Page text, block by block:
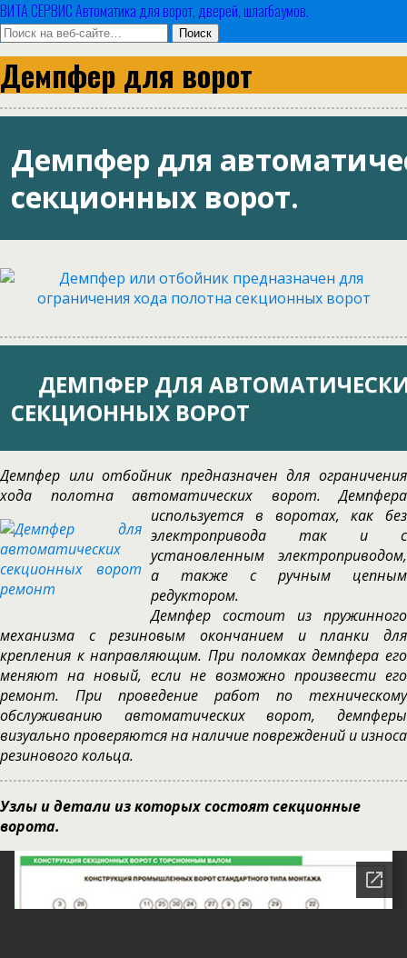
ВИТА СЕРВИС Автоматика для ворот, дверей, шлагбаумов.
Демпфер для ворот
Демпфер для
секционных ворот.
ДЕМПФЕР ДЛЯ
СЕКЦИОННЫХ ВОРОТ
Демпфер или отбойник предназначен для ограничения
хода полотна автоматических ворот. Демпфера
используется в воротах, как без
электропривода так и с
установленным электроприводом,
а также с ручным цепным
редуктором.
Демпфер состоит из пружинного
механизма с резиновым окончанием и планки для
крепления к направляющим. При поломках демпфера его
меняют на новый, если не возможно произвести его
ремонт. При проведение работ по техническому
обслуживанию автоматических ворот, демпферы
визуально проверяются на наличие повреждений и износа
резинового кольца.
Узлы и детали из которых состоят секционные
ворота.